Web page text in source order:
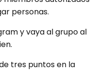
personas.
y vaya al grupo al
tres puntos en la